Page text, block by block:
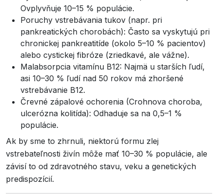
Ovplyvňuje 10–15 % populácie.
Poruchy vstrebávania tukov (napr. pri
pankreatických chorobách): Často sa vyskytujú pri
chronickej pankreatitíde (okolo 5–10 % pacientov)
alebo cystickej fibróze (zriedkavé, ale vážne).
Malabsorpcia vitamínu B12: Najmä u starších ľudí,
asi 10–30 % ľudí nad 50 rokov má zhoršené
vstrebávanie B12.
Črevné zápalové ochorenia (Crohnova choroba,
ulcerózna kolitída): Odhaduje sa na 0,5–1 %
populácie.
Ak by sme to zhrnuli, niektorú formu zlej
vstrebateľnosti živín môže mať 10–30 % populácie, ale
závisí to od zdravotného stavu, veku a genetických
predispozícií.